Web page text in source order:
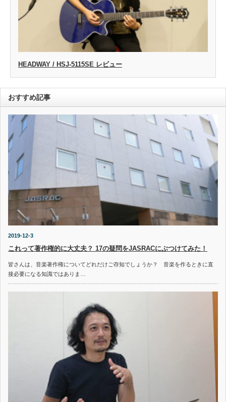
HEADWAY / HSJ-5115SE レビュー
おすすめ記事
2019-12-3
これって著作権的に大丈夫？ 17の疑問をJASRACにぶつけてみた！
皆さんは、音楽著作権についてどれだけご存知でしょうか？ 音楽を作るときに直
接必要になる知識ではありま…